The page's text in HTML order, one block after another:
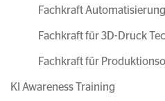
Fachkraft
Fachkraft für 3D-Druck
Fachkraft für
KI Awareness Training